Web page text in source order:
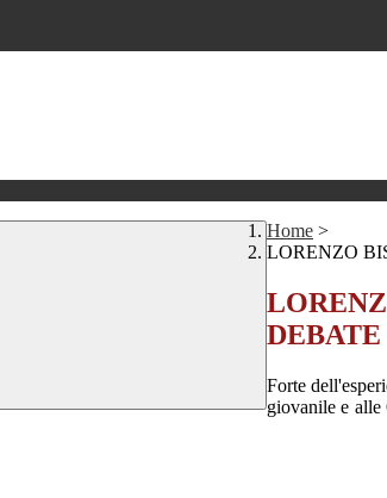
Home >
LORENZO
DEBATE
Forte
giovanile e alle